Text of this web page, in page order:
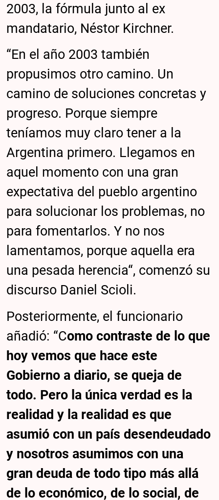
2003, la fórmula junto al ex
mandatario, Néstor Kirchner.
“En el año 2003 también
propusimos otro camino. Un
camino de soluciones concretas y
progreso. Porque siempre
teníamos muy claro tener a la
Argentina primero. Llegamos en
aquel momento con una gran
expectativa del pueblo argentino
para solucionar los problemas, no
para fomentarlos. Y no nos
lamentamos, porque aquella era
una pesada herencia“, comenzó su
discurso Daniel Scioli.
Posteriormente, el funcionario
añadió: “Como contraste de lo que
hoy vemos que hace este
Gobierno a diario, se queja de
todo. Pero la única verdad es la
realidad y la realidad es que
asumió con un país desendeudado
y nosotros asumimos con una
gran deuda de todo tipo más allá
de lo económico, de lo social, de